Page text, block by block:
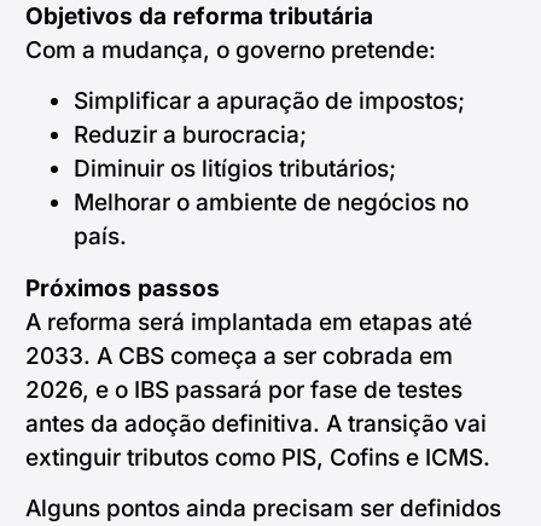
Objetivos da reforma tributária
Com a mudança, o governo pretende:
Simplificar a apuração de impostos;
Reduzir a burocracia;
Diminuir os litígios tributários;
Melhorar o ambiente de negócios no
país.
Próximos passos
A reforma será implantada em etapas até
2033. A CBS começa a ser cobrada em
2026, e o IBS passará por fase de testes
antes da adoção definitiva. A transição vai
extinguir tributos como PIS, Cofins e ICMS.
Alguns pontos ainda precisam ser definidos